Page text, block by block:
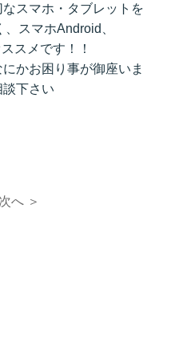
スマホ・タブレットを
スマホAndroid、
スメです！！
かお困り事が御座いま
下さい
次へ ＞